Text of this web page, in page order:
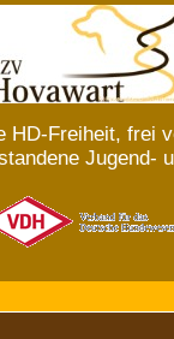
HD-Freiheit, frei
Jugend-